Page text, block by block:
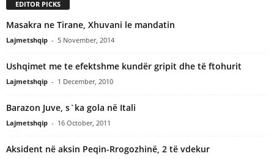
EDITOR PICKS
Masakra ne Tirane, Xhuvani le mandatin
Lajmetshqip - 5 November, 2014
Ushqimet me te efektshme kundër gripit dhe të ftohurit
Lajmetshqip - 1 December, 2010
Barazon Juve, s`ka gola në Itali
Lajmetshqip - 16 October, 2011
Aksident në aksin Peqin-Rrogozhinë, 2 të vdekur